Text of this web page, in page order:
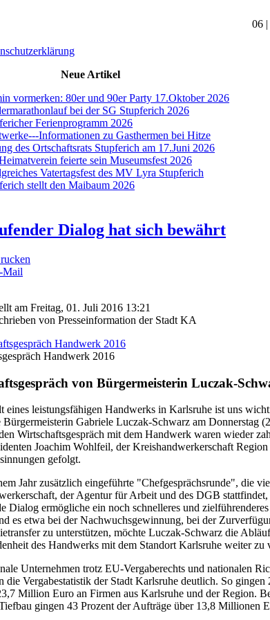
06
Neue Artikel
vormerken: 80er und 90er Party 17.Oktober 2026
bei der SG Stupferich 2026
Ferienprogramm 2026
Informationen zu Gasthermen bei Hitze
des Ortschaftsrats Stupferich am 17.Juni 2026
feierte sein Museumsfest 2026
Vatertagsfest des MV Lyra Stupferich
stellt den Maibaum 2026
Dialog hat sich bewährt
am Freitag, 01. Juli 2016 13:21
von Presseinformation der Stadt KA
Handwerk 2016
von Bürgermeisterin Luczak-
eines leistungsfähigen Handwerks in Karlsruhe ist uns
Bürgermeisterin Gabriele Luczak-Schwarz am
Wirtschaftsgespräch mit dem Handwerk waren wieder
Joachim Wohlfeil, der Kreishandwerkerschaft
gefolgt.
Jahr zusätzlich eingeführte "Chefgesprächsrunde", die
der Agentur für Arbeit und des DGB
Dialog ermögliche ein noch schnelleres und
es etwa bei der Nachwuchsgewinnung, bei der
zu unterstützen, möchte Luczak-Schwarz die
des Handwerks mit dem Standort Karlsruhe weiter zu
Unternehmen trotz EU-Vergaberechts und nationalen
die Vergabestatistik der Stadt Karlsruhe deutlich. So
Million Euro an Firmen aus Karlsruhe und der Region.
gingen 43 Prozent der Aufträge über 13,8 Millionen